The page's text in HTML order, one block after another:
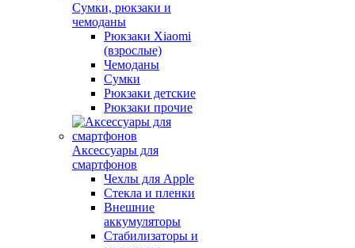
Сумки, рюкзаки и
чемоданы
Рюкзаки Xiaomi
(взрослые)
Чемоданы
Сумки
Рюкзаки детские
Рюкзаки прочие
Аксессуары для
смартфонов
Чехлы для Apple
Стекла и пленки
Внешние
аккумуляторы
Стабилизаторы и